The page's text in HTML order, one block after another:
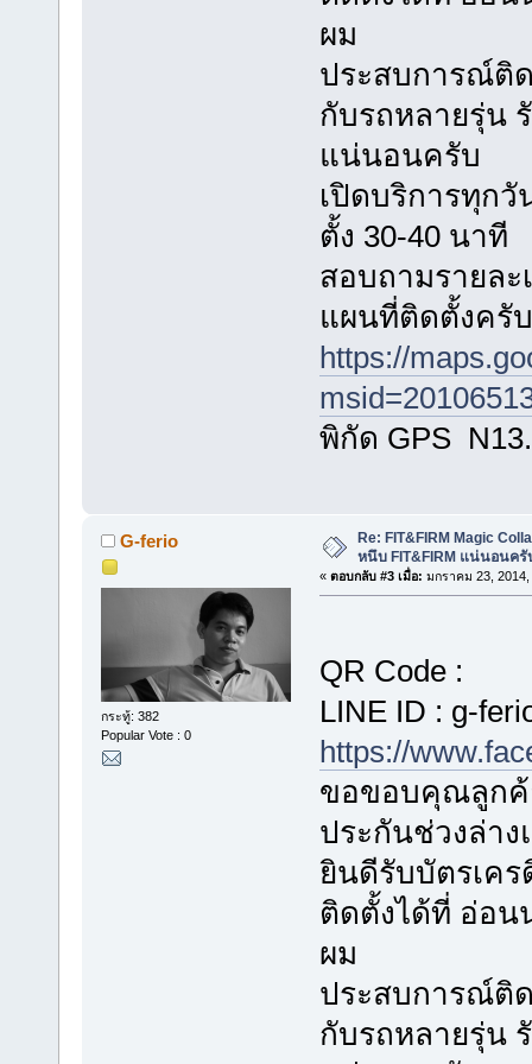
ผม
ประสบการณ์ติ
กับรถหลายรุ่น
แน่นอนครับ
เปิดบริการทุกวั
ตั้ง 30-40 นาที
สอบถามรายละ
แผนที่ติดตั้งครับ
https://
พิกัด GPS
G-ferio
กระทู้: 382
Popular Vote : 0
Re: FIT&FIRM Magic
หนึบ FIT&FIRM แน่นอนครั
« ตอบกลับ #3 เมื่อ: มกราคม 23, 2014,
QR Code :
LINE ID : g-
https://
ขอขอบคุณลูกค้
ประกันช่วงล่า
ยินดีรับบัตรเค
ติดตั้งได้ที่ อ่อน
ผม
ประสบการณ์ติ
กับรถหลายรุ่น